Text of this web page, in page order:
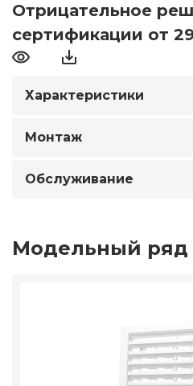
Отрицательное
сертификации от
Характеристики
Монтаж
Обслуживание
Модельный ряд